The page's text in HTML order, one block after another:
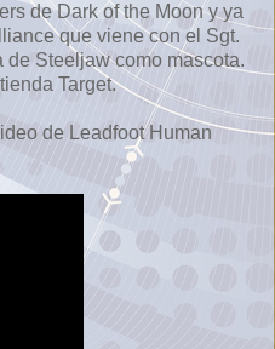
de Dark of the Moon y ya
que viene con el Sgt.
Steeljaw como mascota.
Target.
de Leadfoot Human